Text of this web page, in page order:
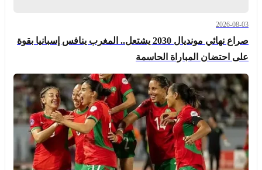
2026-08-03
صراع نهائي مونديال 2030 يشتعل.. المغرب ينافس إسبانيا بقوة
على احتضان المباراة الحاسمة